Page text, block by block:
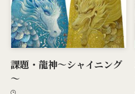
課題・龍神～シャイニング
～